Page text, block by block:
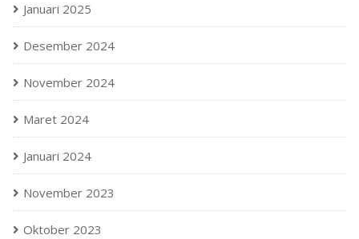
Januari 2025
Desember 2024
November 2024
Maret 2024
Januari 2024
November 2023
Oktober 2023